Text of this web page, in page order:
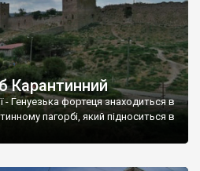
Карантинний
- Генуезька фортеця знаходиться в
пагорбі, який підноситься в